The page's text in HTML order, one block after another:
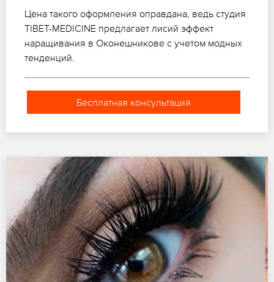
Цена такого оформления оправдана, ведь студия
TIBET-MEDICINE предлагает лисий эффект
наращивания в Оконешникове с учетом модных
тенденций.
Бесплатная консультация